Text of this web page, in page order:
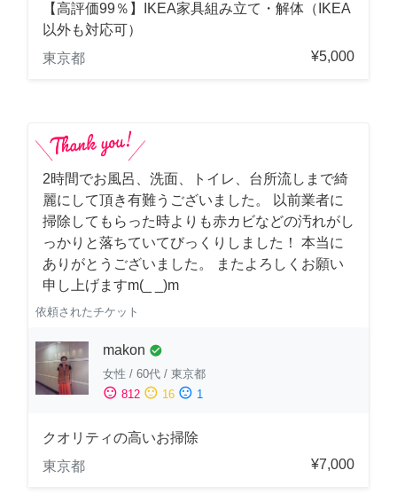
【高評価99％】IKEA家具組み立て・解体（IKEA
以外も対応可）
東京都
¥5,000
2時間でお風呂、洗面、トイレ、台所流しまで綺
麗にして頂き有難うございました。 以前業者に
掃除してもらった時よりも赤カビなどの汚れがし
っかりと落ちていてびっくりしました！ 本当に
ありがとうございました。 またよろしくお願い
申し上げますm(_ _)m
依頼されたチケット
makon check_circle
女性 / 60代 / 東京都
sentiment_satisfied 812 sentiment_neutral 16 sentiment_dissatisfied 1
クオリティの高いお掃除
東京都
¥7,000